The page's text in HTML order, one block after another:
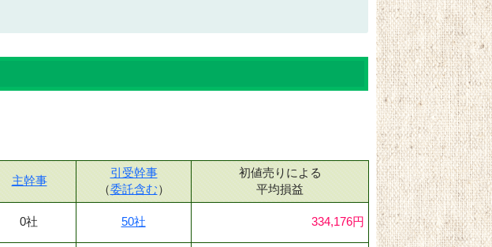
主幹事
引受幹事
（委託含む）
初値売りによる
平均損益
0社 50社 334,176円